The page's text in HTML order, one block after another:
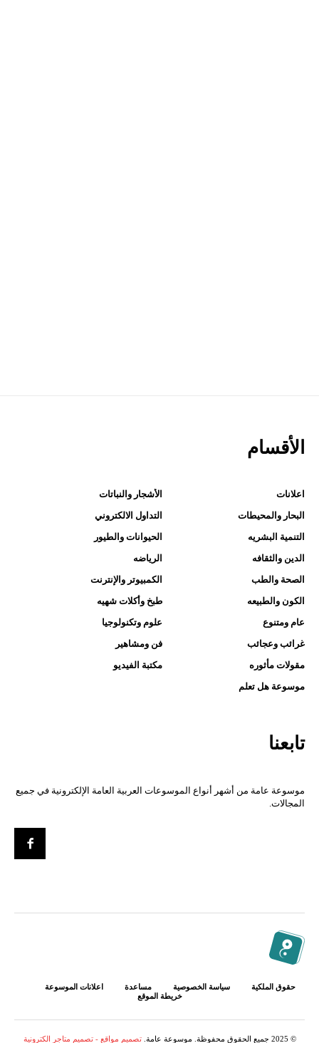
تابعنا
موسوعة عامة من أشهر أنواع الموسوعات العربية العامة الإلكترونية في جميع
المجالات.
الأقسام
اعلانات
الأشجار والنباتات
البحار والمحيطات
التداول الالكتروني
التنمية البشريه
الحيوانات والطيور
الدين والثقافه
الرياضه
الصحة والطب
الكمبيوتر والإنترنت
الكون والطبيعه
طبخ وأكلات شهيه
عام ومتنوع
علوم وتكنولوجيا
غرائب وعجائب
فن ومشاهير
مقولات مأثوره
مكتبة الفيديو
موسوعة هل تعلم
حقوق الملكية سياسة الخصوصية مساعدة
اعلانات الموسوعة
خريطة الموقع
© 2025 جميع الحقوق محفوظة. موسوعة عامة. تصميم مواقع - تصميم متاجر الكترونية